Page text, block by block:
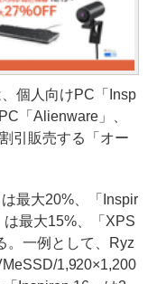
、個人向けPC「Insp
「Alienware」、
引販売する「オー
最大20%、「Inspir
最大15%、「XPS
。一例として、Ryz
1,920×1,200